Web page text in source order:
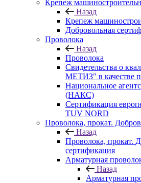
Крепеж
Назад
Крепеж
Добровольная
Проволока
Назад
Проволока
Свидетельства о
МЕТИЗ" в качестве
Национальное
(НАКС)
Сертификация
TUV NORD
Проволока, прокат.
Назад
Проволока, прокат.
сертификация
Арматурная
Назад
Арматурная